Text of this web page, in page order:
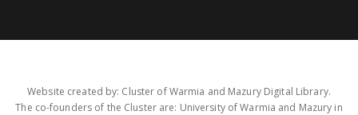
Website created by: Cluster of Warmia and Mazury Digital Library.
The co-founders of the Cluster are: University of Warmia and Mazury in